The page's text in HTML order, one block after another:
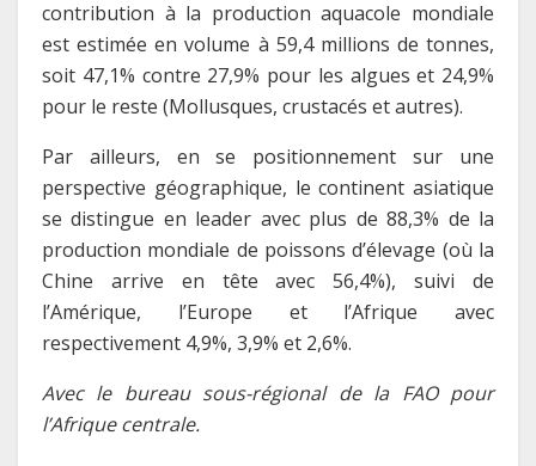
contribution à la production aquacole mondiale
est estimée en volume à 59,4 millions de tonnes,
soit 47,1% contre 27,9% pour les algues et 24,9%
pour le reste (Mollusques, crustacés et autres).
Par ailleurs, en se positionnement sur une
perspective géographique, le continent asiatique
se distingue en leader avec plus de 88,3% de la
production mondiale de poissons d’élevage (où la
Chine arrive en tête avec 56,4%), suivi de
l’Amérique, l’Europe et l’Afrique avec
respectivement 4,9%, 3,9% et 2,6%.
Avec le bureau sous-régional de la FAO pour
l’Afrique centrale.